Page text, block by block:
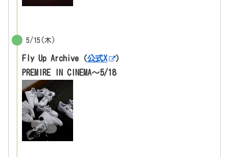
5/15(木)
Fly Up Archive（公式X
）
PREMIRE IN CINEMA〜5/18